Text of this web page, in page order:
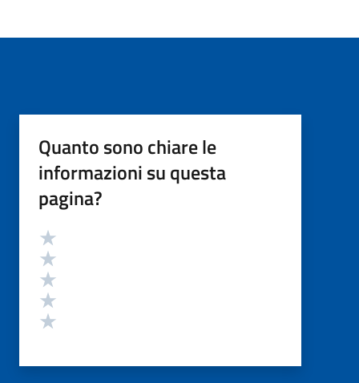
Quanto sono chiare le
informazioni su questa
pagina?
Valutazione